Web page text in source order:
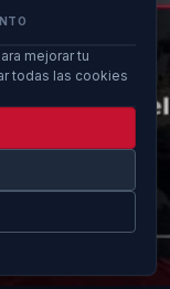
mejorar tu
todas las cookies